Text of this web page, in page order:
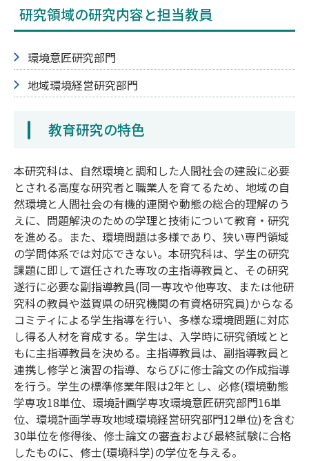
研究領域の研究内容と担当教員
環境意匠研究部門
地域環境経営研究部門
教育研究の特色
本研究科は、自然環境と調和した人間社会の建設に必要
とされる高度な研究者と職業人を育てるため、地域の自
然環境と人間社会の有機的連関や動態の総合的理解のう
えに、問題解決のための学理と技術について教育・研究
を進める。また、環境問題は多様であり、狭い専門領域
の学問体系では対応できない。本研究科は、学生の研究
課題に即して選任された専攻の主指導教員と、その研究
遂行に必要な副指導教員(同一専攻や他専攻、または他研
究科の教員や滋賀県の研究機関の有資格研究員)からなる
コミティによる学生指導を行い、多様な環境問題に対応
し得る人材を育成する。学生は、入学時に研究領域とと
もに主指導教員を決める。主指導教員は、副指導教員と
連携し修学と演習の指導、ならびに修士論文の作成指導
を行う。学生の標準修業年限は2年とし、必修(環境動態
学専攻18単位、環境計画学専攻環境意匠研究部門16単
位、環境計画学専攻地域環境経営研究部門12単位)を含む
30単位を修得後、修士論文の審査および最終試験に合格
したものに、修士(環境科学)の学位を与える。